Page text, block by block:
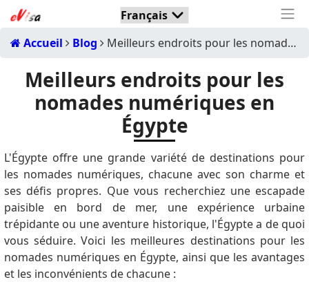
Accueil Blog Meilleurs endroits pour les nomades numériques en Égypte
Meilleurs endroits pour les
nomades numériques en
Égypte
L'Égypte offre une grande variété de destinations pour
les nomades numériques, chacune avec son charme et
ses défis propres. Que vous recherchiez une escapade
paisible en bord de mer, une expérience urbaine
trépidante ou une aventure historique, l'Égypte a de quoi
vous séduire. Voici les meilleures destinations pour les
nomades numériques en Égypte, ainsi que les avantages
et les inconvénients de chacune :